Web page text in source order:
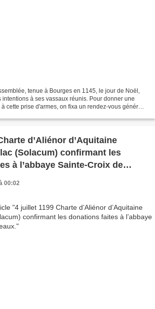
tenue à Bourges en 1145, le jour de Noël,
intentions à ses vassaux réunis. Pour donner une
cette prise d'armes, on fixa un rendez-vous général
d’Aliénor d’Aquitaine
(Solacum) confirmant les
à l’abbaye Sainte-Croix de
00:02